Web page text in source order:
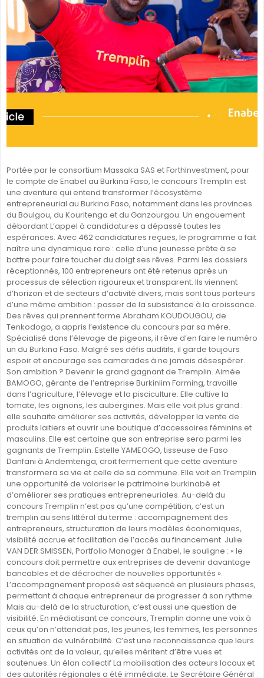
SÉNÉGAL
GHANA
ÎLE MAURICE
Portée par le consortium Massaka SAS et ForthInvestment, pour
le compte de Enabel au Burkina Faso, le concours Tremplin est
une aventure qui entend transformer l’écosystème
entrepreneurial au Burkina Faso, notamment dans les provinces
du Boulgou, du Kouritenga et du Ganzourgou. Un engouement
débordant L’appel à candidatures a dépassé toutes les
espérances. Avec 462 candidatures reçues, le programme a fait
naître une dynamique rare : celle d’une jeunesse prête à se
battre pour faire toucher du doigt ses rêves. Parmi les dossiers
réceptionnés, 100 entrepreneurs ont été retenus après un
processus de sélection rigoureux et transparent. Ils viennent
d’horizon et de secteurs d’activité divers, mais sont tous porteurs
d’une même ambition : passer de la subsistance à la croissance.
Des rêves qui prennent forme Abraham KOUDOUGOU, de
Tenkodogo, a appris l’existence du concours par sa mère.
Spécialisé dans l’élevage de pigeons, il rêve d’en faire le numéro
un du Burkina Faso. Malgré ses défis auditifs, il garde toujours
espoir et encourage ses camarades à ne jamais désespérer.
Son ambition ? Devenir le grand gagnant de Tremplin. Aimée
BAMOGO, gérante de l’entreprise Burkinlim Farming, travaille
dans l’agriculture, l’élevage et la pisciculture. Elle cultive la
tomate, les oignons, les aubergines. Mais elle voit plus grand :
elle souhaite améliorer ses activités, développer la vente de
produits laitiers et ouvrir une boutique d’accessoires féminins et
masculins. Elle est certaine que son entreprise sera parmi les
gagnants de Tremplin. Estelle YAMEOGO, tisseuse de Faso
Danfani à Andemtenga, croit fermement que cette aventure
transformera sa vie et celle de sa commune. Elle voit en Tremplin
une opportunité de valoriser le patrimoine burkinabè et
d’améliorer ses pratiques entrepreneuriales. Au-delà du
concours Tremplin n’est pas qu’une compétition, c’est un
tremplin au sens littéral du terme : accompagnement des
entrepreneurs, structuration de leurs modèles économiques,
visibilité accrue et facilitation de l’accès au financement. Julie
VAN DER SMISSEN, Portfolio Manager à Enabel, le souligne : « le
concours doit permettre aux entreprises de devenir davantage
bancables et de décrocher de nouvelles opportunités ».
L’accompagnement proposé est séquencé en plusieurs phases,
permettant à chaque entrepreneur de progresser à son rythme.
Mais au-delà de la structuration, c’est aussi une question de
visibilité. En médiatisant ce concours, Tremplin donne une voix à
ceux qu’on n’attendait pas, les jeunes, les femmes, les personnes
en situation de vulnérabilité. C’est une reconnaissance que leurs
activités ont de la valeur, qu’elles méritent d’être vues et
soutenues. Un élan collectif La mobilisation des acteurs locaux et
des autorités régionales a été immédiate. Le Secrétaire Général